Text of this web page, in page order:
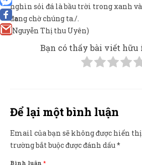
0
nghìn sỏi đá là bầu trời trong xanh
đang chờ chúng ta./.
(Nguyễn Thị thu Uyên)
Bạn có thấy bài viết hữu
Để lại một bình luận
Email của bạn sẽ không được hiển
trường bắt buộc được đánh dấu*
Bình luận *